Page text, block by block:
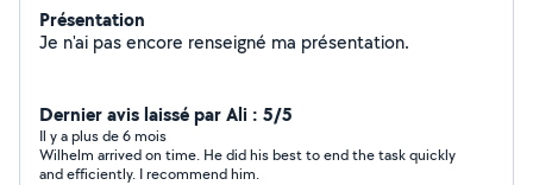
Présentation
Je n'ai pas encore renseigné ma présentation.
Dernier avis laissé par Ali : 5/5
Il y a plus de 6 mois
Wilhelm arrived on time. He did his best to end the task quickly
and efficiently. I recommend him.